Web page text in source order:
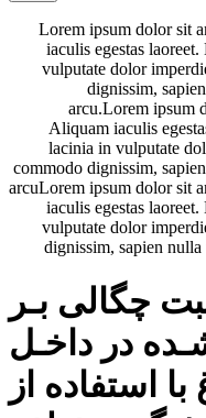
Lorem ipsum dolor sit
iaculis egestas
vulputate dolor
dignissim,
arcu.Lorem ipsum
Aliquam iaculis
lacinia in vulputate
commodo dignissim,
arcuLorem ipsum dolor sit
iaculis egestas
vulputate dolor
dignissim, sapien
چگالی بـر
در داخـل
استفاده از